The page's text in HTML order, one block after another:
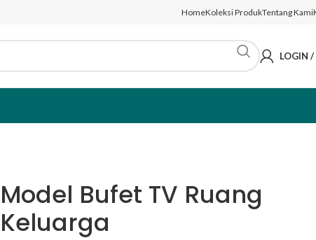
HomeKoleksi ProdukTentang Kami
LOGIN /
Model Bufet TV Ruang
Keluarga